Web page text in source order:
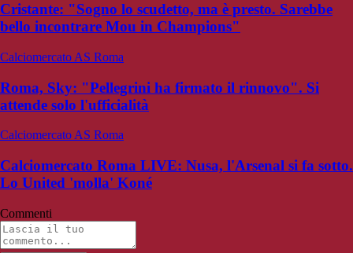
Cristante: "Sogno lo scudetto, ma è presto. Sarebbe
bello incontrare Mou in Champions"
Calciomercato AS Roma
Roma, Sky: "Pellegrini ha firmato il rinnovo". Si
attende solo l'ufficialità
Calciomercato AS Roma
Calciomercato Roma LIVE: Nusa, l'Arsenal si fa sotto.
Lo United 'molla' Koné
Commenti